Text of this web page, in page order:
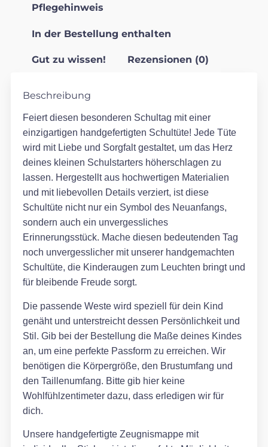
Pflegehinweis
In der Bestellung enthalten
Gut zu wissen! Rezensionen (0)
Beschreibung
Feiert diesen besonderen Schultag mit einer
einzigartigen handgefertigten Schultüte! Jede Tüte
wird mit Liebe und Sorgfalt gestaltet, um das Herz
deines kleinen Schulstarters höherschlagen zu
lassen. Hergestellt aus hochwertigen Materialien
und mit liebevollen Details verziert, ist diese
Schultüte nicht nur ein Symbol des Neuanfangs,
sondern auch ein unvergessliches
Erinnerungsstück. Mache diesen bedeutenden Tag
noch unvergesslicher mit unserer handgemachten
Schultüte, die Kinderaugen zum Leuchten bringt und
für bleibende Freude sorgt.
Die passende Weste wird speziell für dein Kind
genäht und unterstreicht dessen Persönlichkeit und
Stil. Gib bei der Bestellung die Maße deines Kindes
an, um eine perfekte Passform zu erreichen. Wir
benötigen die Körpergröße, den Brustumfang und
den Taillenumfang. Bitte gib hier keine
Wohlfühlzentimeter dazu, dass erledigen wir für
dich.
Unsere handgefertigte Zeugnismappe mit